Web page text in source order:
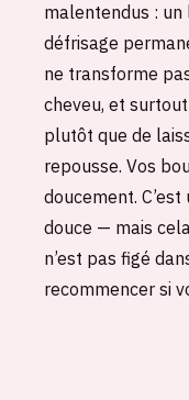
malentendus : un
défrisage
ne transforme
cheveu, et
plutôt que de
repousse. Vos
doucement.
douce — mais
n’est pas figé
recommencer si